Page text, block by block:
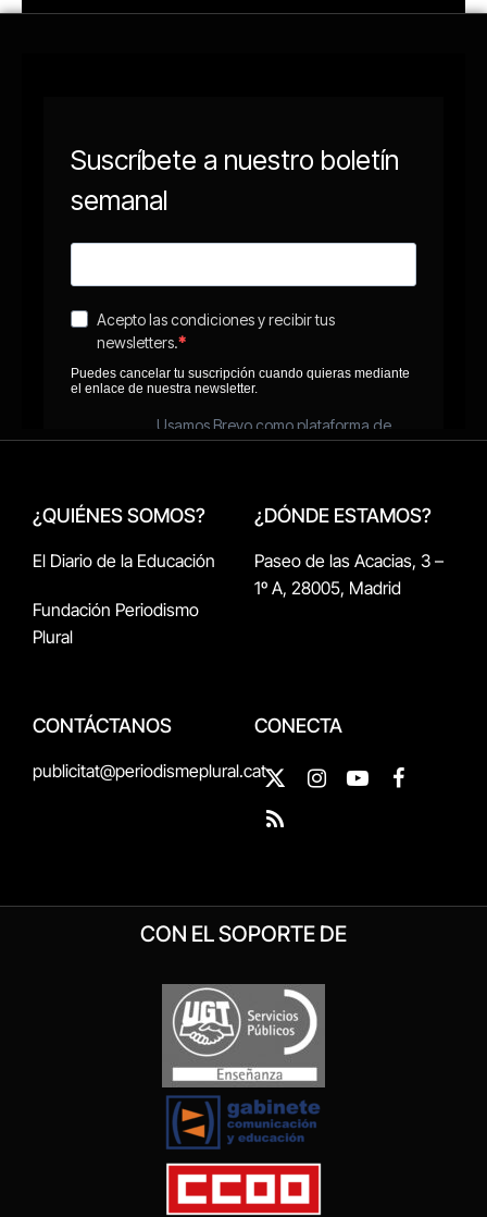
¿QUIÉNES SOMOS?
El Diario de la Educación
Fundación Periodismo
Plural
¿DÓNDE ESTAMOS?
Paseo de las Acacias, 3 –
1º A, 28005, Madrid
CONTÁCTANOS
publicitat@periodismeplural.cat
CONECTA
X
(Twitter)
InstagramYouTubeFacebook
RSS
CON EL SOPORTE DE